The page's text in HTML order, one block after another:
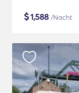
$1,588 /Nacht